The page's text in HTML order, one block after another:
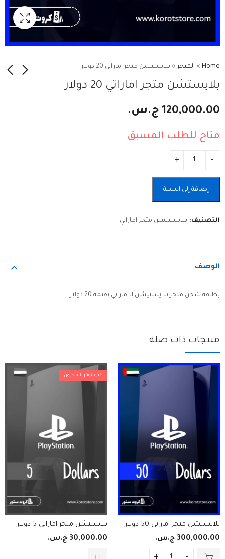
Home
» المتجر » بلايستشن متجر اماراتي 20 دولار
بلايستشن متجر اماراتي 20 دولار
120,000.00 ج.س.
متاح للطلب المسبق
إضافة إلى السلة
Alternative:
التصنيف: بلايستيشن متجر اماراتي
الوصف
بطاقة شحن متجر بلايستيشن الاماراتي بقيمة 20 دولار
منتجات ذات صلة
بلايستشن متجر اماراتي 50 دولار
300,000.00 ج.س.
غير متوفر بالمخزون
بلايستشن متجر اماراتي 5 دولار
30,000.00 ج.س.